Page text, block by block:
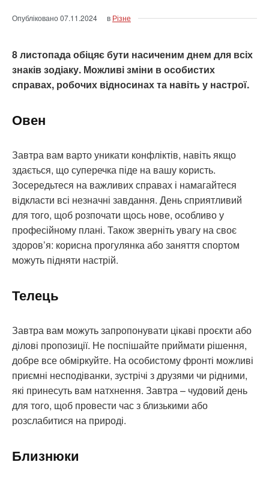
Опубліковано07.11.2024 в Різне
8 листопада обіцяє бути насиченим днем для всіх
знаків зодіаку. Можливі зміни в особистих
справах, робочих відносинах та навіть у настрої.
Овен
Завтра вам варто уникати конфліктів, навіть якщо
здається, що суперечка піде на вашу користь.
Зосередьтеся на важливих справах і намагайтеся
відкласти всі незначні завдання. День сприятливий
для того, щоб розпочати щось нове, особливо у
професійному плані. Також зверніть увагу на своє
здоров’я: корисна прогулянка або заняття спортом
можуть підняти настрій.
Телець
Завтра вам можуть запропонувати цікаві проєкти або
ділові пропозиції. Не поспішайте приймати рішення,
добре все обміркуйте. На особистому фронті можливі
приємні несподіванки, зустрічі з друзями чи рідними,
які принесуть вам натхнення. Завтра – чудовий день
для того, щоб провести час з близькими або
розслабитися на природі.
Близнюки